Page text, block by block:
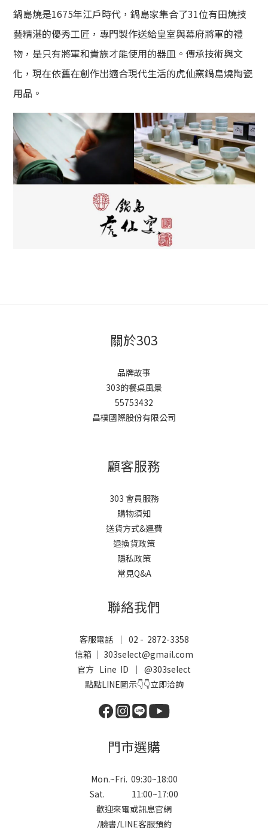
鍋島燒是1675年江戶時代，鍋島家集合了31位有田燒技
藝精湛的優秀工匠，專門製作送給皇室與幕府將軍的禮
物，是只有將軍和貴族才能使用的器皿。傳承技術與文
化，現在依舊在創作出適合現代生活的虎仙窯鍋島燒陶瓷
用品。
關於303
品牌故事
303的餐桌風景
55753432
昌樸國際股份有限公司
顧客服務
303 會員服務
購物須知
送貨方式&運費
退換貨政策
隱私政策
常見Q&A
聯絡我們
客服電話 ｜ 02 - 2872-3358
信箱 ｜ 303select@gmail.com
官方 Line ID ｜ @303select
點點LINE圖示👇👇立即洽詢
門市選購
Mon.~Fri. 09:30~18:00
Sat. 11:00~17:00
歡迎來電或訊息官網
/臉書/LINE客服預約